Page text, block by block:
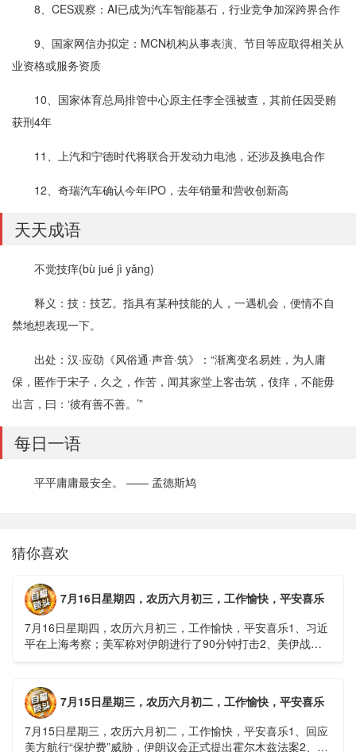
8、CES观察：AI已成为汽车智能基石，行业竞争加深跨界合作
9、国家网信办拟定：MCN机构从事表演、节目等应取得相关从
业资格或服务资质
10、国家体育总局排管中心原主任李全强被查，其前任因受贿
获刑4年
11、上汽和宁德时代将联合开发动力电池，还涉及换电合作
12、奇瑞汽车确认今年IPO，去年销量和营收创新高
天天成语
不觉技痒(bù jué jì yǎng)
释义：技：技艺。指具有某种技能的人，一遇机会，便情不自
禁地想表现一下。
出处：汉·应劭《风俗通·声音·筑》：“渐离变名易姓，为人庸
保，匿作于宋子，久之，作苦，闻其家堂上客击筑，伎痒，不能毋
出言，曰：‘彼有善不善。’”
每日一语
平平庸庸最安全。 —— 孟德斯鸠
猜你喜欢
7月16日星期四，农历六月初三，工作愉快，平安喜乐
7月16日星期四，农历六月初三，工作愉快，平安喜乐1、习近
平在上海考察；美军称对伊朗进行了90分钟打击2、美伊战争
7月15日星期三，农历六月初二，工作愉快，平安喜乐
7月15日星期三，农历六月初二，工作愉快，平安喜乐1、回应
美方航行“保护费”威胁，伊朗议会正式提出霍尔木兹法案2、全